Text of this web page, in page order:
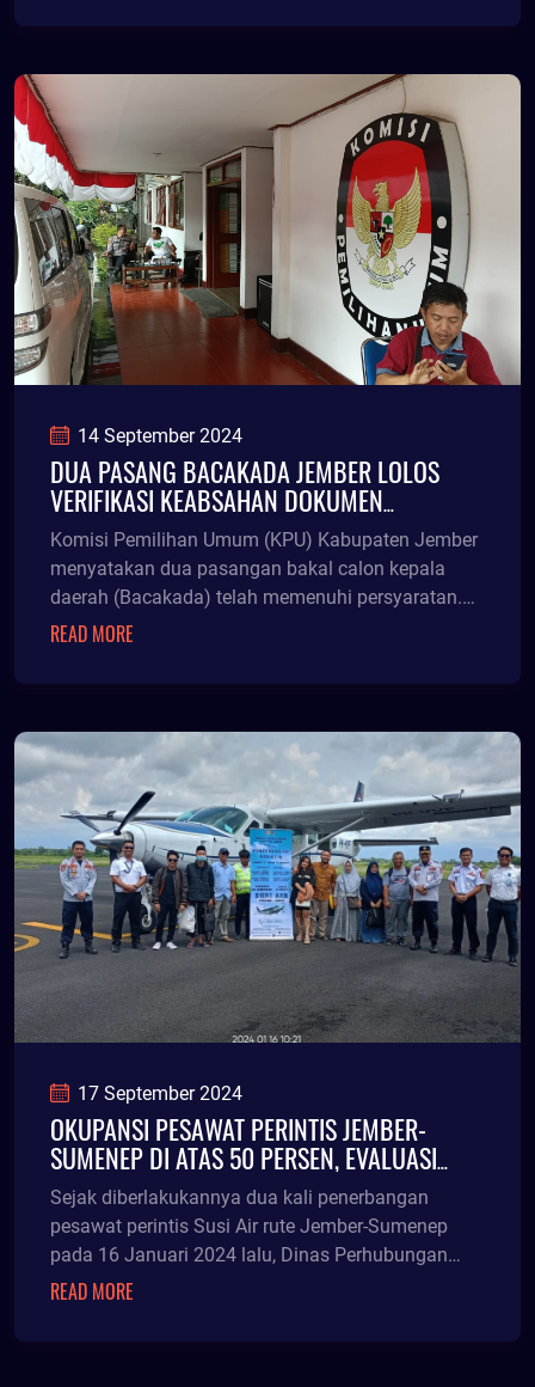
14 September 2024
DUA PASANG BACAKADA JEMBER LOLOS
VERIFIKASI KEABSAHAN DOKUMEN
PERSRAYATAN
Komisi Pemilihan Umum (KPU) Kabupaten Jember
menyatakan dua pasangan bakal calon kepala
daerah (Bacakada) telah memenuhi persyaratan.
Hasil verifikasi KPU telah dituangkan dalam berita
masing-masing Paslon. Hal itu dikatakan Ketua
bertepatan batas akhir waktu verifikasi keabsahan
dokumen persyaratan pasangan calon.
READ MORE
17 September 2024
OKUPANSI PESAWAT PERINTIS JEMBER-
SUMENEP DI ATAS 50 PERSEN, EVALUASI
DITANGAN PUSAT
Sejak diberlakukannya dua kali penerbangan
pesawat perintis Susi Air rute Jember-Sumenep
pada 16 Januari 2024 lalu, Dinas Perhubungan
(Dishub) menc
READ MORE